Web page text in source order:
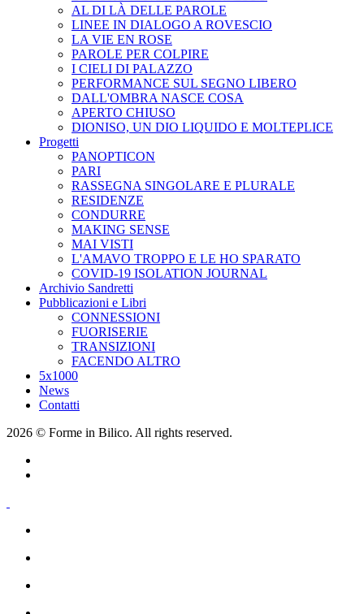
AL DI LÀ DELLE PAROLE
LINEE IN DIALOGO A ROVESCIO
LA VIE EN ROSE
PAROLE PER COLPIRE
I CIELI DI PALAZZO
PERFORMANCE SUL SEGNO LIBERO
DALL'OMBRA NASCE COSA
APERTO CHIUSO
DIONISO, UN DIO LIQUIDO E MOLTEPLICE
Progetti
PANOPTICON
PARI
RASSEGNA SINGOLARE E PLURALE
RESIDENZE
CONDURRE
MAKING SENSE
MAI VISTI
L'AMAVO TROPPO E LE HO SPARATO
COVID-19 ISOLATION JOURNAL
Archivio Sandretti
Pubblicazioni e Libri
CONNESSIONI
FUORISERIE
TRANSIZIONI
FACENDO ALTRO
5x1000
News
Contatti
2026 © Forme in Bilico. All rights reserved.